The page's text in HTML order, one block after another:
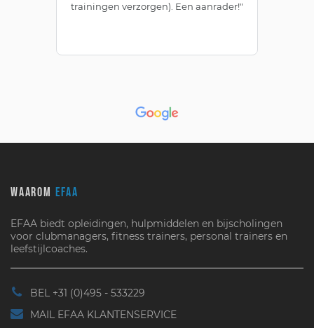
verzorgen). Een aanrader!"
leeromgeving. Leuk
WAAROM EFAA
EFAA biedt opleidingen, hulpmiddelen en bijscholingen
voor clubmanagers, fitness trainers, personal trainers en
leefstijlcoaches.
BEL +31 (0)495 - 533229
MAIL EFAA KLANTENSERVICE